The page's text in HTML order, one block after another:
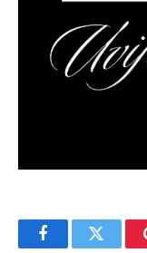
FacebookTwitter